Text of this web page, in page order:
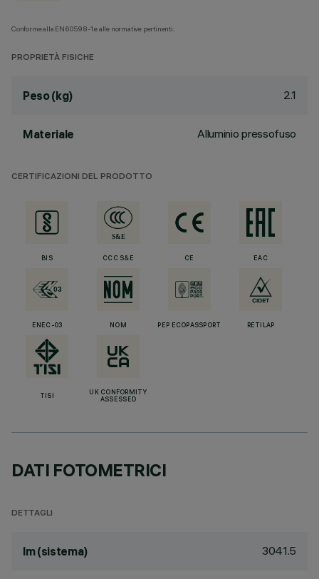
Conforme alla EN60598-1 e alle normative pertinenti.
PROPRIETÀ FISICHE
Peso (kg) 2.1
Materiale Alluminio pressofuso
CERTIFICAZIONI DEL PRODOTTO
BIS CCC S&E CE EAC
ENEC-03 NOM PEP ECOPASSPORT RETILAP
TISI
UK CONFORMITY
ASSESSED
DATI FOTOMETRICI
DETTAGLI
lm (sistema) 3041.5